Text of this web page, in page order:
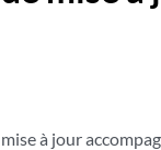
à jour